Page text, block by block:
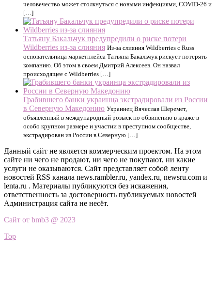
человечество может столкнуться с новыми инфекциями, COVID-26 и
[…]
Татьяну Бакальчук предупредили о риске потери
Wildberries из-за слияния Из-за слияния Wildberries с Russ
основательница маркетплейса Татьяна Бакальчук рискует потерять
компанию. Об этом в своем Дмитрий Алексеев. Он назвал
происходящее с Wildberries […]
Грабившего банки украинца экстрадировали из России
в Северную Македонию Украинец Вячеслав Шеремет,
объявленный в международный розыск по обвинению в краже в
особо крупном размере и участии в преступном сообществе,
экстрадирован из России в Северную […]
Данный сайт не является коммерческим проектом. На этом
сайте ни чего не продают, ни чего не покупают, ни какие
услуги не оказываются. Сайт представляет собой ленту
новостей RSS канала news.rambler.ru, yandex.ru, newsru.com и
lenta.ru . Материалы публикуются без искажения,
ответственность за достоверность публикуемых новостей
Администрация сайта не несёт.
Сайт от bmb3 @ 2023
Top